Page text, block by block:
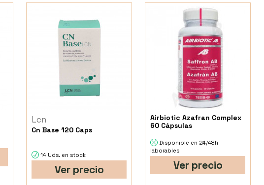
Lcn
Cn Base 120 Caps
14 Uds. en stock
Ver precio
Airbiotic Azafran Complex
60 Cápsulas
Disponible en 24/48h
laborables
Ver precio